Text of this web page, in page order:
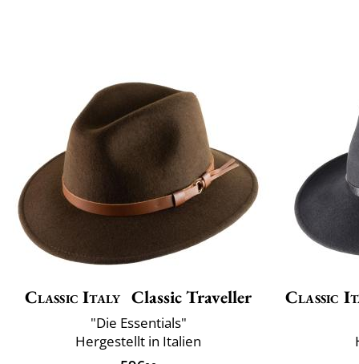
Classic Italy Classic Traveller
"Die Essentials"
Hergestellt in Italien
Classic